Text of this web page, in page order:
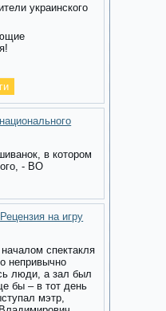
украинского
в котором
- ВО
на игру
спектакля
непривычно
люди, а зал был
бы – в тот день
мэтр,